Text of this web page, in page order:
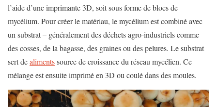
l’aide d’une imprimante 3D, soit sous forme de blocs de
mycélium. Pour créer le matériau, le mycélium est combiné avec
un substrat – généralement des déchets agro-industriels comme
des cosses, de la bagasse, des graines ou des pelures. Le substrat
sert dealimentssource de croissance du réseau mycélien. Ce
mélange est ensuite imprimé en 3D ou coulé dans des moules.